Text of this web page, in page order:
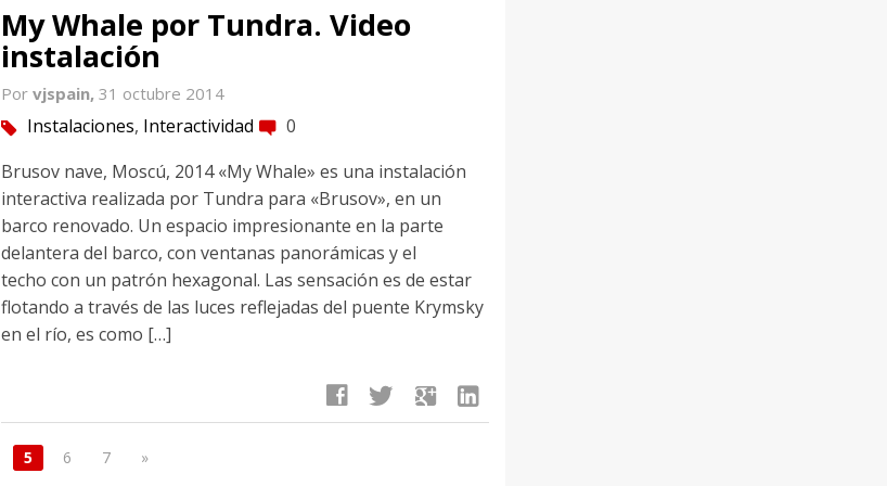
My Whale por Tundra. Video
instalación
Por vjspain, 31 octubre 2014
tag Instalaciones, Interactividad comment 0
Brusov nave, Moscú, 2014 «My Whale» es una instalación
interactiva realizada por Tundra para «Brusov», en un
barco renovado. Un espacio impresionante en la parte
delantera del barco, con ventanas panorámicas y el
techo con un patrón hexagonal. Las sensación es de estar
flotando a través de las luces reflejadas del puente Krymsky
en el río, es como […]
facebook twitter google linkedin
5 6 7 »